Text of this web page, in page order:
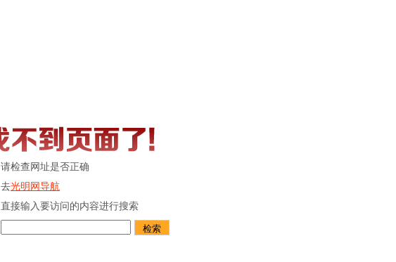
请检查网址是否正确
去光明网导航
直接输入要访问的内容进行搜索